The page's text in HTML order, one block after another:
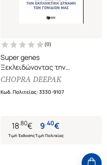
(0)
Super genes
Ξεκλειδώνοντας την
εκπληκτική δύναμη των
CHOPRA DEEPAK
Κωδ. Πολιτείας:3330-9107
18.80€
Τιμή Έκδοσης
9.40€
Τιμή Πολιτείας